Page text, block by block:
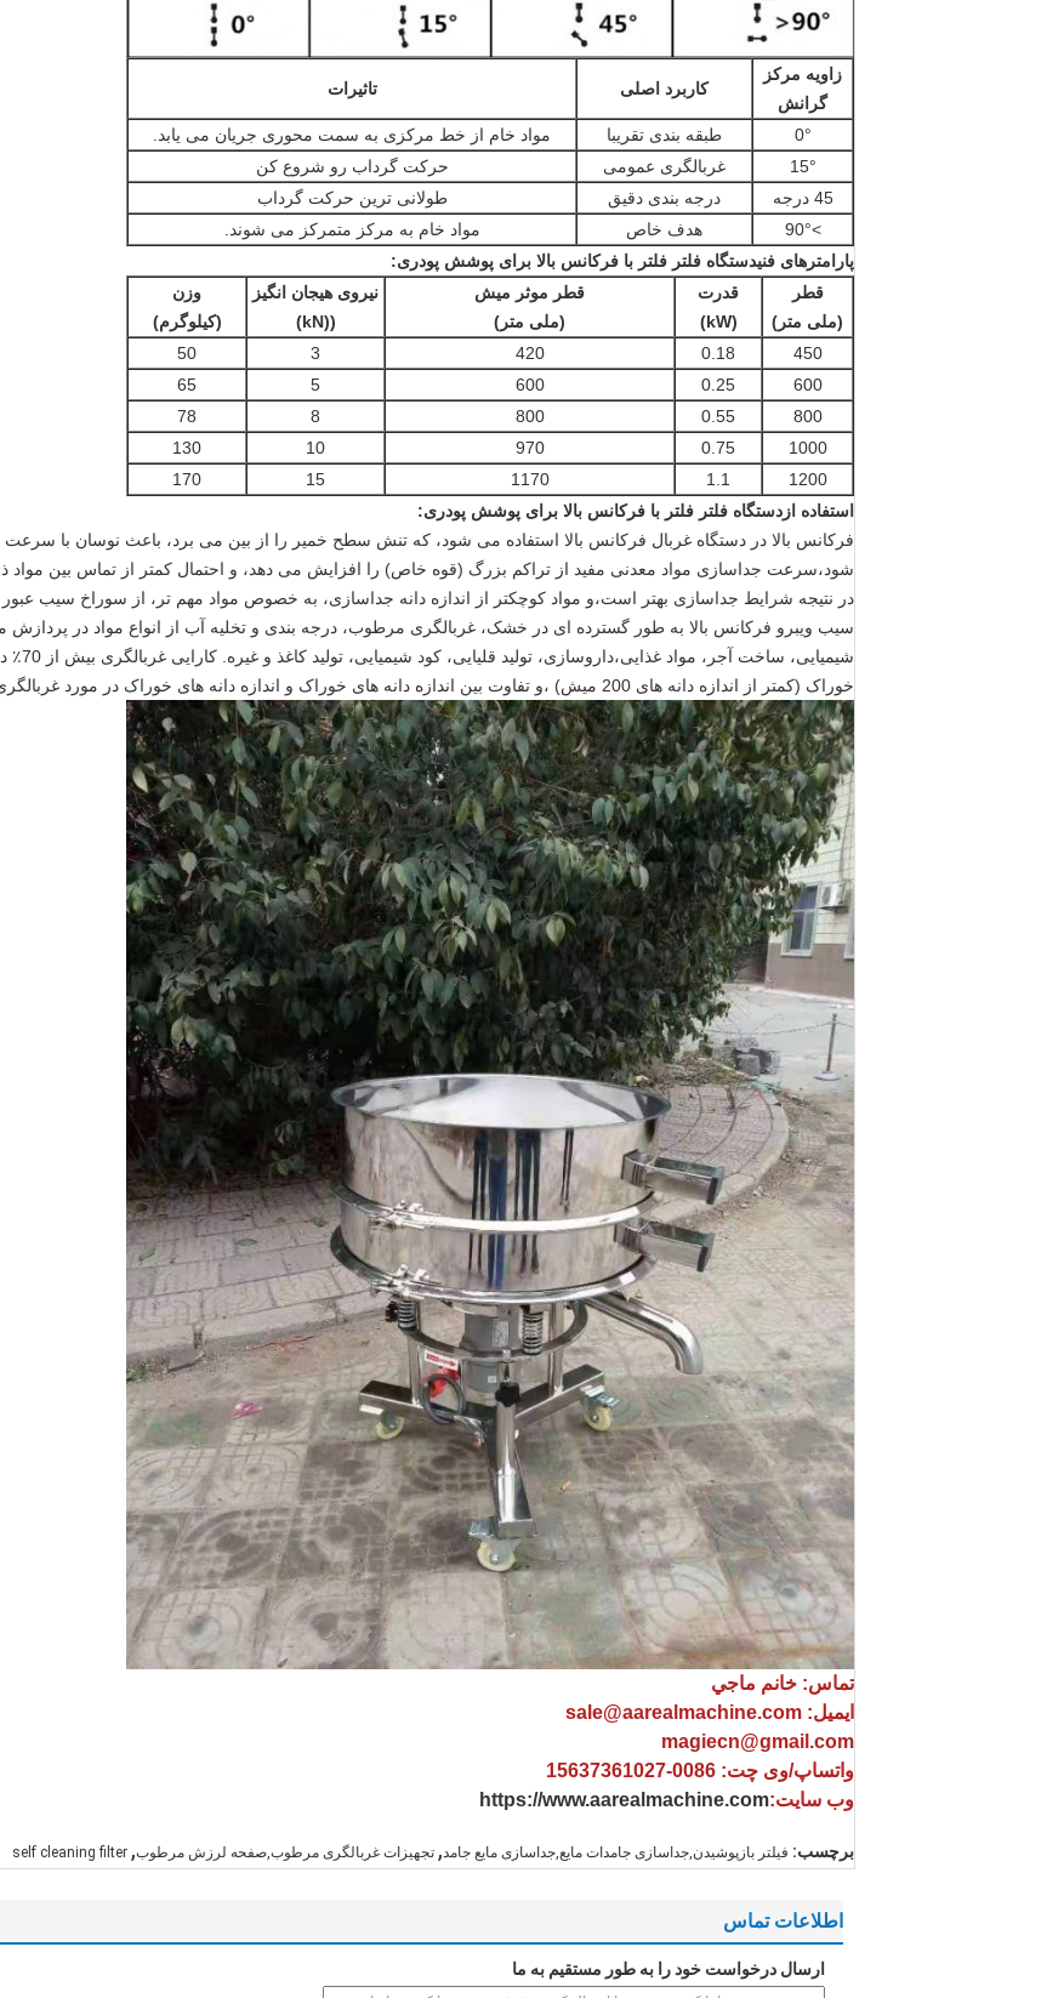
زاویه مرکز
گرانش
کاربرد اصلی تاثیرات
0° طبقه بندی تقریبا
مواد خام از خط مرکزی به سمت محوری جریان می یابد.
15°
غربالگری عمومی
حرکت گرداب رو شروع کن
45 درجه
درجه بندی دقیق
طولانی ترین حرکت گرداب
>90°
هدف خاص
مواد خام به مرکز متمرکز می شوند.
پارامترهای فنیدستگاه فلتر فلتر با فرکانس بالا برای پوشش پودری:
قطر
(ملی متر)
قدرت
(kW)
قطر موثر میش
(ملی متر)
نیروی هیجان انگیز
((kN)
وزن
(کیلوگرم)
450
0.18
420
3
50
600
0.25
600
5
65
800
0.55
800
8
78
1000
0.75
970
10
130
1200
1.1
1170
15
170
استفاده از دستگاه فلتر فلتر با فرکانس بالا برای پوشش پودری:
فرکانس بالا در دستگاه غربال فرکانس بالا استفاده می شود، که تنش سطح خمیر را از بین می برد، باعث نوسان با سرعت
شود،سرعت جداسازی مواد معدنی مفید از تراکم بزرگ (قوه خاص) را افزایش می دهد، و احتمال کمتر از تماس بین
در نتیجه شرایط جداسازی بهتر است،و مواد کوچکتر از اندازه دانه جداسازی، به خصوص مواد مهم تر، از سوراخ سیب
سیب ویبرو فرکانس بالا به طور گسترده ای در خشک، غربالگری مرطوب، درجه بندی و تخلیه آب از انواع مواد در
خوراک (کمتر از اندازه دانه های 200 میش) ،و تفاوت بین اندازه دانه های خوراک و اندازه دانه های خوراک در مورد غربالگری تقاضا کمتر از 30 درصد است.
تماس: خانم ماجي
ایمیل: sale@aarealmachine.com
magiecn@gmail.com
واتساپ/وی چت: 0086-15637361027
وب سایت:https://www.aarealmachine.com
برچسب: فیلتر بازپوشیدن,جداسازی جامدات مایع,جداسازی مایع جامد, تجهیزات غربالگری مرطوب,صفحه لرزش مرطوب,
self cleaning filter
اطلاعات تماس
ارسال درخواست خود را به طور مستقیم به ما